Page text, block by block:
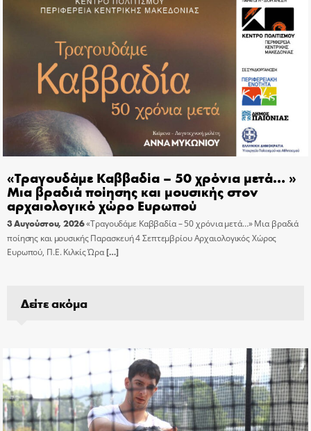
«Τραγουδάμε Καββαδία – 50 χρόνια μετά… »
Μια βραδιά ποίησης και μουσικής στον
αρχαιολογικό χώρο Ευρωπού
3 Αυγούστου, 2026«Τραγουδάμε Καββαδία – 50 χρόνια μετά…» Μια βραδιά
ποίησης και μουσικής Παρασκευή 4 Σεπτεμβρίου Αρχαιολογικός Χώρος
Ευρωπού, Π.Ε. Κιλκίς Ώρα[…]
Δείτε ακόμα